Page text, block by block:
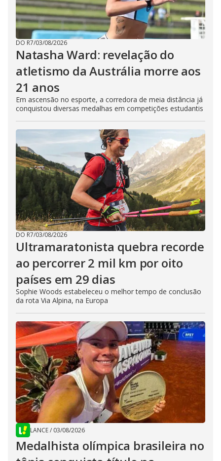
DO R7/03/08/2026
Natasha Ward: revelação do
atletismo da Austrália morre aos
21 anos
Em ascensão no esporte, a corredora de meia distância já
conquistou diversas medalhas em competições estudantis
DO R7/03/08/2026
Ultramaratonista quebra recorde
ao percorrer 2 mil km por oito
países em 29 dias
Sophie Woods estabeleceu o melhor tempo de conclusão
da rota Via Alpina, na Europa
LANCE/ 03/08/2026
Medalhista olímpica brasileira no